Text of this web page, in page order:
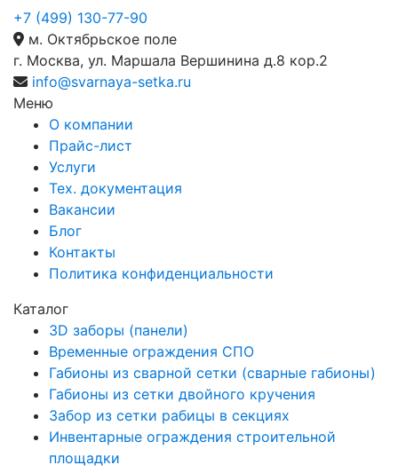
+7 (499) 130-77-90
м. Октябрьское поле
г. Москва, ул. Маршала Вершинина д.8 кор.2
info@svarnaya-setka.ru
Меню
О компании
Прайс-лист
Услуги
Тех. документация
Вакансии
Блог
Контакты
Политика конфиденциальности
Каталог
3D заборы (панели)
Временные ограждения СПО
Габионы из сварной сетки (сварные габионы)
Габионы из сетки двойного кручения
Забор из сетки рабицы в секциях
Инвентарные ограждения строительной
площадки